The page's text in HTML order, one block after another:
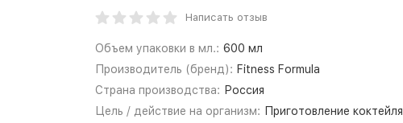
Написать отзыв
Объем упаковки в мл.: 600 мл
Производитель (бренд): Fitness Formula
Страна производства: Россия
Цель / действие на организм: Приготовление коктейля